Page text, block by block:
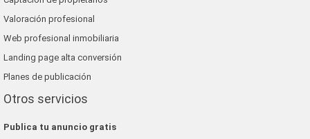
Valoración profesional
Web profesional inmobiliaria
Landing page alta conversión
Planes de publicación
Otros servicios
Publica tu anuncio gratis